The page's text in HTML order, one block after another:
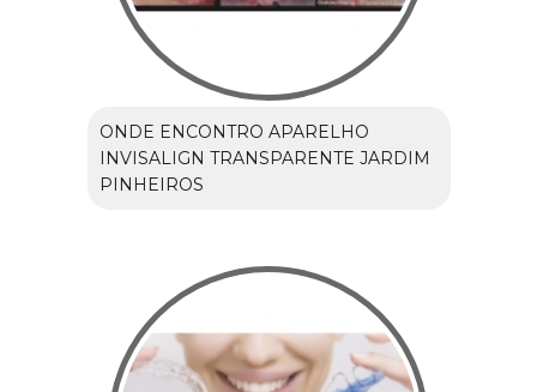
ONDE ENCONTRO APARELHO
INVISALIGN TRANSPARENTE JARDIM
PINHEIROS